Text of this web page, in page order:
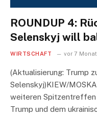
ROUNDUP 4:
Selenskyj will
WIRTSCHAFT vor 7
(Aktualisierung: Trump
Selenskyj)KIEW/
weiteren Spitzentreffen
Trump und dem